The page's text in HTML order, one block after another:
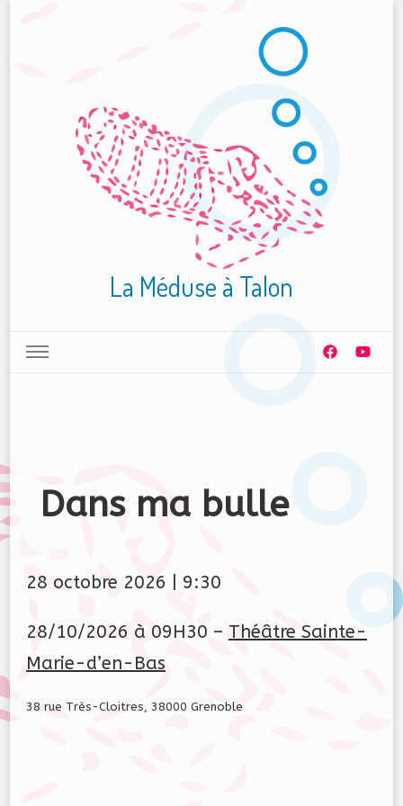
La Méduse à Talon
Dans ma bulle
28 octobre 2026 9:30
28/10/2026 à 09H30 – Théâtre Sainte-
Marie-d’en-Bas
38 rue Très-Cloitres, 38000 Grenoble